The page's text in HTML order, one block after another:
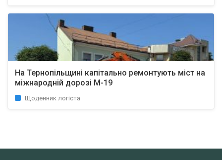
На Тернопільщині капітально ремонтують міст на
міжнародній дорозі М-19
Щоденник логіста